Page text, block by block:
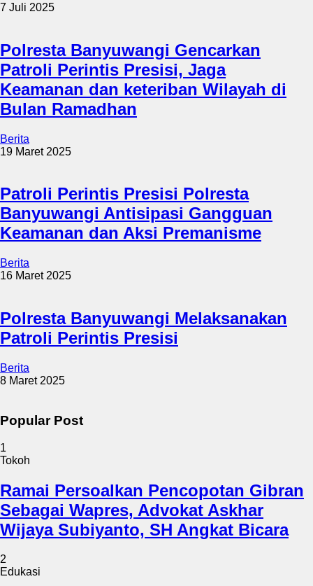
7 Juli 2025
Polresta Banyuwangi Gencarkan
Patroli Perintis Presisi, Jaga
Keamanan dan keteriban Wilayah di
Bulan Ramadhan
Berita
19 Maret 2025
Patroli Perintis Presisi Polresta
Banyuwangi Antisipasi Gangguan
Keamanan dan Aksi Premanisme
Berita
16 Maret 2025
Polresta Banyuwangi Melaksanakan
Patroli Perintis Presisi
Berita
8 Maret 2025
Popular Post
1
Tokoh
Ramai Persoalkan Pencopotan Gibran
Sebagai Wapres, Advokat Askhar
Wijaya Subiyanto, SH Angkat Bicara
2
Edukasi